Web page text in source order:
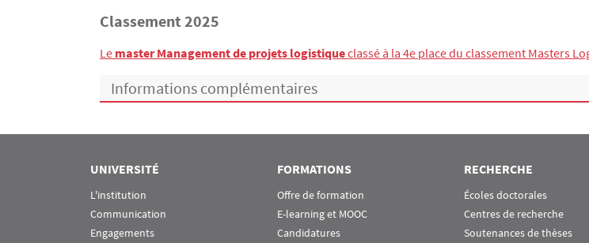
Classement 2025
Le master Management de projets logistiqueclassé à la 4e place du classement Masters
Informations complémentaires
UNIVERSITÉ
L'institution
Communication
Engagements
FORMATIONS
Offre de formation
E-learning et MOOC
Candidatures
RECHERCHE
Écoles doctorales
Centres de recherche
Soutenances de thèses